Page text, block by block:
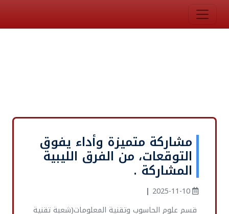
مشاركة متميزة وأداء يفوق
التوقعات، من الفرق الليبية
المشاركة .
2025-11-10
|
قسم علوم الحاسوب وتقنية المعلومات(شعبة تقنية